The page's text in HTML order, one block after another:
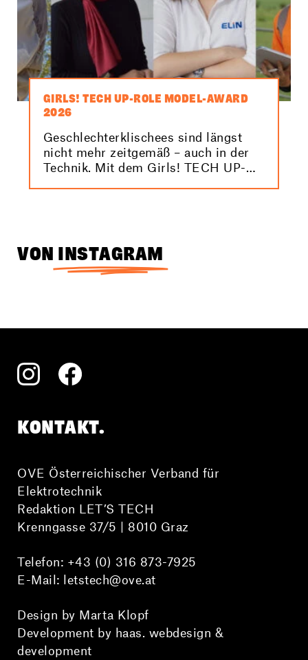
GIRLS! TECH UP-ROLE MODEL-AWARD
2026
Geschlechterklischees sind längst
nicht mehr zeitgemäß – auch in der
Technik. Mit dem Girls! TECH UP-
VON INSTAGRAM
KONTAKT.
OVE Österreichischer Verband für
Elektrotechnik
Redaktion LET’S TECH
Krenngasse 37/5 | 8010 Graz
Telefon: +43 (0) 316 873-7925
E-Mail: letstech@ove.at
Design by Marta Klopf
Development by haas. webdesign &
development